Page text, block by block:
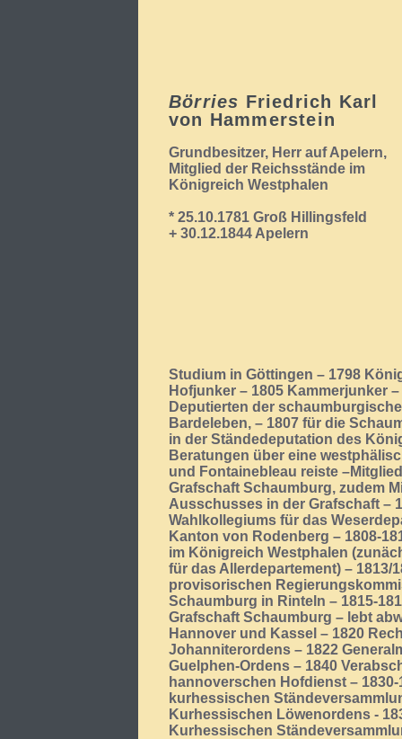
Börries Friedrich Karl
von Hammerstein
Grundbesitzer, Herr auf Apelern,
Mitglied der Reichsstände im
Königreich Westphalen
* 25.10.1781 Groß Hillingsfeld
+ 30.12.1844 Apelern
Studium in Göttingen – 1798
Hofjunker – 1805 Kammerjunker
Deputierten der
Bardeleben, – 1807 für die
in der Ständedeputation des
Beratungen über eine
und Fontainebleau reiste
Grafschaft Schaumburg, zudem
Ausschusses in der Grafschaft –
Wahlkollegiums für das
Kanton von Rodenberg – 1808-
im Königreich Westphalen
für das Allerdepartement) – 1813/
provisorischen
Schaumburg in Rinteln – 1815-
Grafschaft Schaumburg – lebt
Hannover und Kassel – 1820
Johanniterordens – 1822
Guelphen-Ordens – 1840
hannoverschen Hofdienst –
kurhessischen
Kurhessischen Löwenordens -
Kurhessischen